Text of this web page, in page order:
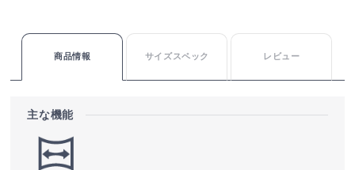
商品情報 サイズスペック レビュー
主な機能